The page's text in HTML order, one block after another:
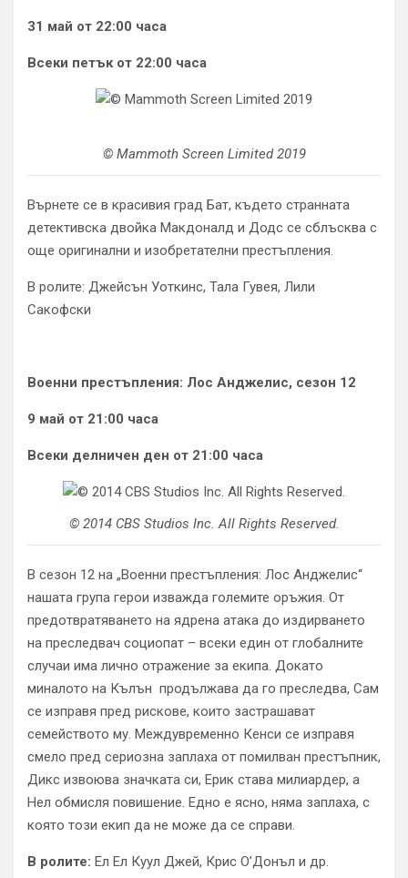
31 май от 22:00 часа
Всеки петък от 22:00 часа
© Mammoth Screen Limited 2019
Върнете се в красивия град Бат, където странната
детективска двойка Макдоналд и Додс се сблъсква с
още оригинални и изобретателни престъпления.
В ролите: Джейсън Уоткинс, Тала Гувея, Лили
Сакофски
Военни престъпления: Лос Анджелис, сезон 12
9 май от 21:00 часа
Всеки делничен ден от 21:00 часа
© 2014 CBS Studios Inc. All Rights Reserved.
В сезон 12 на „Военни престъпления: Лос Анджелис“
нашата група герои изважда големите оръжия. От
предотвратяването на ядрена атака до издирването
на преследвач социопат – всеки един от глобалните
случаи има лично отражение за екипа. Докато
миналото на Кълън продължава да го преследва, Сам
се изправя пред рискове, които застрашават
семейството му. Междувременно Кенси се изправя
смело пред сериозна заплаха от помилван престъпник,
Дикс извоюва значката си, Ерик става милиардер, а
Нел обмисля повишение. Едно е ясно, няма заплаха, с
която този екип да не може да се справи.
В ролите: Ел Ел Куул Джей, Крис О’Донъл и др.